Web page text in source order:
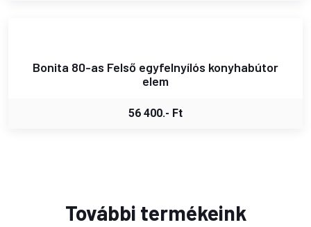
Bonita 80-as Felső egyfelnyílós konyhabútor
elem
56 400.- Ft
További termékeink